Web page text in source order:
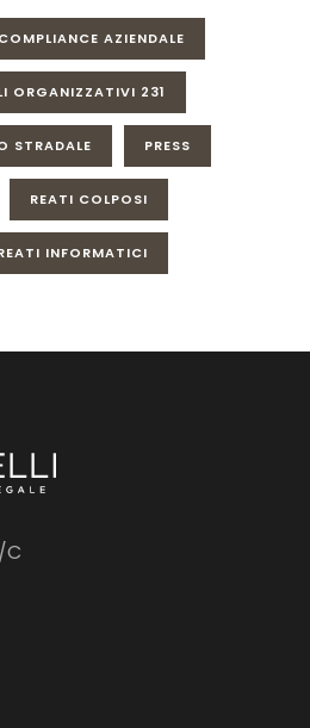
COMPLIANCE AZIENDALE
ORGANIZZATIVI 231
STRADALE PRESS
REATI COLPOSI
INFORMATICI
C